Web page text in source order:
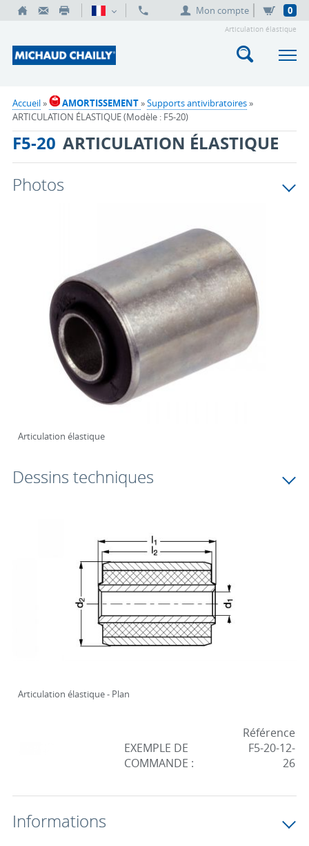
Mon compte 0
Articulation élastique
Accueil» AMORTISSEMENT»Supports antivibratoires»
ARTICULATION ÉLASTIQUE (Modèle : F5-20)
F5-20 ARTICULATION ÉLASTIQUE
Photos
Articulation élastique
Dessins techniques
Articulation élastique - Plan
EXEMPLE DE
COMMANDE :
Référence
F5-20-12-
26
Informations